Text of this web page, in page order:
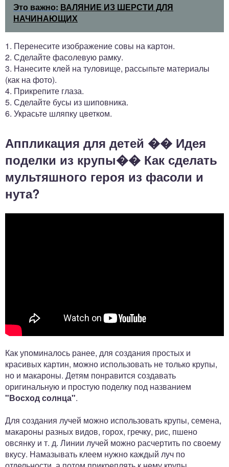
Это важно: ВАЛЯНИЕ ИЗ ШЕРСТИ ДЛЯ
НАЧИНАЮЩИХ
1. Перенесите изображение совы на картон.
2. Сделайте фасолевую рамку.
3. Нанесите клей на туловище, рассыпьте материалы
(как на фото).
4. Прикрепите глаза.
5. Сделайте бусы из шиповника.
6. Украсьте шляпку цветком.
Аппликация для детей �� Идея
поделки из крупы�� Как сделать
мультяшного героя из фасоли и
нута?
Как упоминалось ранее, для создания простых и
красивых картин, можно использовать не только крупы,
но и макароны. Детям понравится создавать
оригинальную и простую поделку под названием
"Восход солнца".
Для создания лучей можно использовать крупы, семена,
макароны разных видов, горох, гречку, рис, пшено
овсянку и т. д. Линии лучей можно расчертить по своему
вкусу. Намазывать клеем нужно каждый луч по